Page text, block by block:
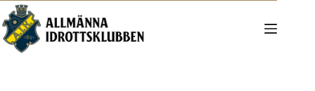
Hoppa
till
innehåll